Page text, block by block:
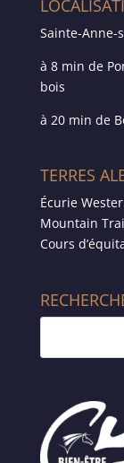
Sainte-Anne-
à 8 min de
bois
à 20 min de
TERRES
Écurie
Mountain
Cours